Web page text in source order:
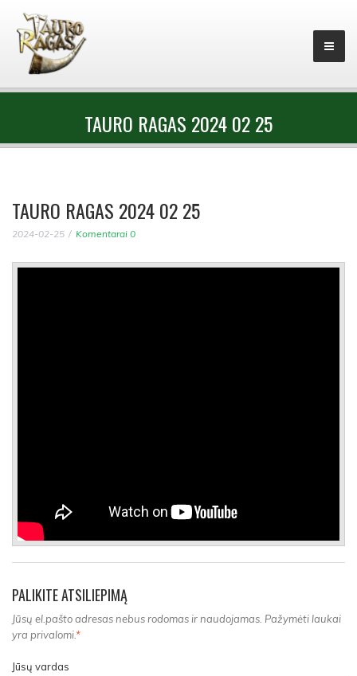
TAURO RAGAS 2024 02 25
TAURO RAGAS 2024 02 25
2024-02-25 Komentarai 0
PALIKITE ATSILIEPIMĄ
Jūsų el.pašto adresas nebus rodomas ir naudojamas. Pažymėti laukai
yra privalomi.*
Jūsų vardas